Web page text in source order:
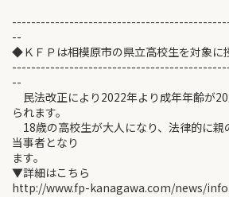
--
◆ＫＦＰは相模原市の県立高校生を対象
--
民法改正により2022年より成年年齢が
られます。
18歳の高校生が大人になり、法律的に親
当事者となり
ます。
▼詳細はこちら
http://www.fp-kanagawa.com/news/